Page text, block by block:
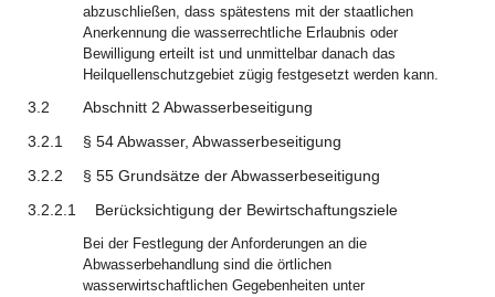
abzuschließen, dass spätestens mit der staatlichen
Anerkennung die wasserrechtliche Erlaubnis oder
Bewilligung erteilt ist und unmittelbar danach das
Heilquellenschutzgebiet zügig festgesetzt werden kann.
3.2
Abschnitt 2 Abwasserbeseitigung
3.2.1
§ 54 Abwasser, Abwasserbeseitigung
3.2.2
§ 55 Grundsätze der Abwasserbeseitigung
3.2.2.1
Berücksichtigung der Bewirtschaftungsziele
Bei der Festlegung der Anforderungen an die
Abwasserbehandlung sind die örtlichen
wasserwirtschaftlichen Gegebenheiten unter